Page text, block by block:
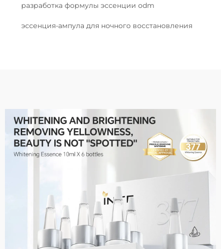
разработка формулы эссенции odm
эссенция-ампула для ночного восстановления